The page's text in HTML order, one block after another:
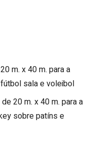
m. x 40 m. para a
sala e voleibol
20 m. x 40 m. para a
sobre patíns e